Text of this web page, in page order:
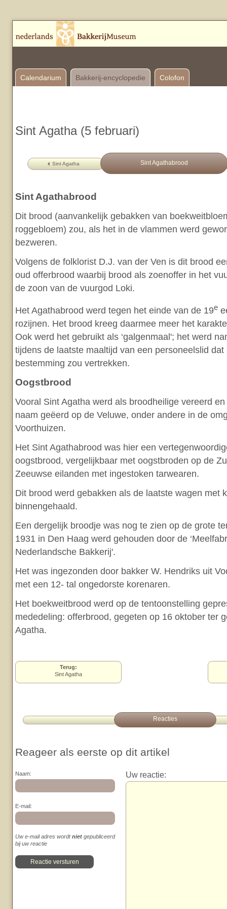
Calendarium Bakkerij-encyclopedie Colofon
Sint Agatha (5 februari)
Sint Agatha Sint Agathabrood
Sint Agathabrood
Dit brood (aanvankelijk gebakken van
roggebloem) zou, als het in de vlammen werd
bezweren.
Volgens de folklorist D.J. van der Ven is dit brood
oud offerbrood waarbij brood als zoenoffer in het
de zoon van de vuurgod Loki.
Het Agathabrood werd tegen het einde van de 19e
rozijnen. Het brood kreeg daarmee meer het
Ook werd het gebruikt als ‘galgenmaal'; het werd
tijdens de laatste maaltijd van een personeelslid
bestemming zou vertrekken.
Oogstbrood
Vooral Sint Agatha werd als broodheilige vereerd
naam geëerd op de Veluwe, onder andere in de
Voorthuizen.
Het Sint Agathabrood was hier een
oogstbrood, vergelijkbaar met oogstbroden op de
Zeeuwse eilanden met ingestoken tarwearen.
Dit brood werd gebakken als de laatste wagen met
binnengehaald.
Een dergelijk broodje was nog te zien op de grote
1931 in Den Haag werd gehouden door de
Nederlandsche Bakkerij'.
Het was ingezonden door bakker W. Hendriks uit
met een 12- tal ongedorste korenaren.
Het boekweitbrood werd op de tentoonstelling
mededeling: offerbrood, gegeten op 16 oktober ter
Agatha.
Terug:
Sint Agatha
Reacties
Reageer als eerste op dit artikel
Naam:
E-mail:
Uw e-mail adres wordtniet gepubliceerd
bij uw reactie
Uw reactie: